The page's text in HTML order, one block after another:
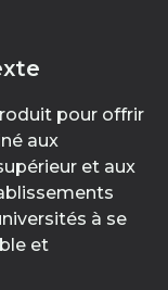
pour offrir
aux
et aux
à se
et